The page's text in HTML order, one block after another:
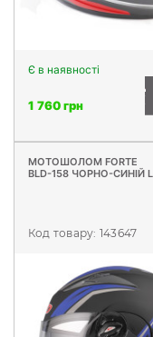
Є в наявності
1 760 грн
МОТОШОЛОМ FORTE
BLD-158 ЧОРНО-СИНІЙ L
Код товару: 143647